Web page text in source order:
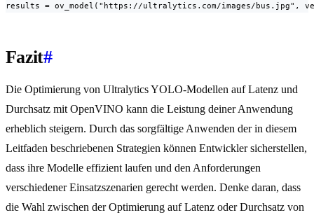
results = ov_model("https://ultralytics.com/images/bus.jpg",
Fazit#
Die Optimierung von Ultralytics YOLO-Modellen auf Latenz und
Durchsatz mit OpenVINO kann die Leistung deiner Anwendung
erheblich steigern. Durch das sorgfältige Anwenden der in diesem
Leitfaden beschriebenen Strategien können Entwickler sicherstellen,
dass ihre Modelle effizient laufen und den Anforderungen
verschiedener Einsatzszenarien gerecht werden. Denke daran, dass
die Wahl zwischen der Optimierung auf Latenz oder Durchsatz von